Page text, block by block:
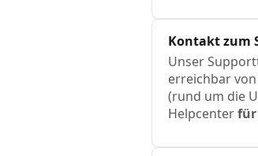
Kontakt zum
Unser
erreichbar
(rund um die
Helpcenterfür